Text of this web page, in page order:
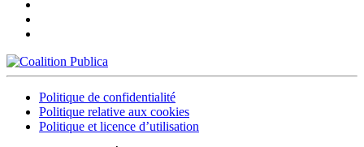
Politique de confidentialité
Politique relative aux cookies
Politique et licence d’utilisation